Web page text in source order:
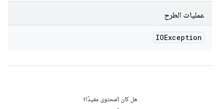
عمليات الطرح
IOException
هل كان المحتوى مفيدًا؟